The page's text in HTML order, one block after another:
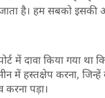
है। हम सबको इसकी
में दावा किया गया
में हस्तक्षेप करना,
पड़ा।